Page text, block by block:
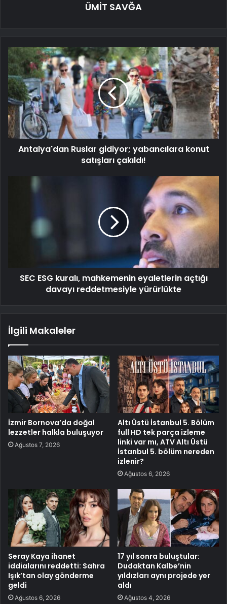
ÜMİT SAVĞA
Antalya'dan Ruslar gidiyor; yabancılara konut
satışları çakıldı!
SEC ESG kuralı, mahkemenin eyaletlerin açtığı
davayı reddetmesiyle yürürlükte
İlgili Makaleler
İzmir Bornova’da doğal
lezzetler halkla buluşuyor
Ağustos 7, 2026
Altı Üstü İstanbul 5. Bölüm
full HD tek parça izleme
linki var mı, ATV Altı Üstü
İstanbul 5. bölüm nereden
izlenir?
Ağustos 6, 2026
Seray Kaya ihanet
iddialarını reddetti: Sahra
Işık’tan olay gönderme
geldi
Ağustos 6, 2026
17 yıl sonra buluştular:
Dudaktan Kalbe’nin
yıldızları aynı projede yer
aldı
Ağustos 4, 2026